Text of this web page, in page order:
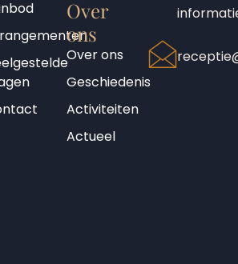
Over
ons
Over ons
Geschiedenis
Activiteiten
Actueel